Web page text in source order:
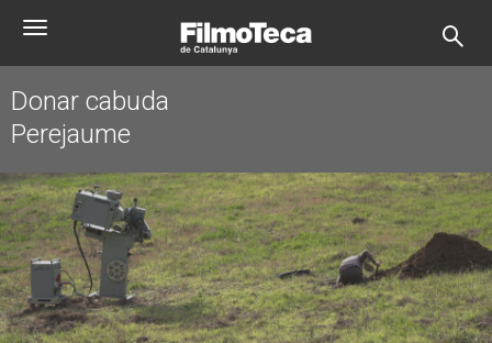
Toggle
Donar cabuda
Perejaume